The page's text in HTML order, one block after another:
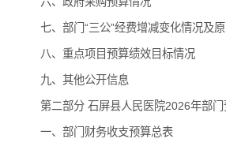
七、部门“三公”经费增减变化情况及
八、重点项目预算绩效目标情况
九、其他公开信息
第二部分 石屏县人民医院2026年部
一、部门财务收支预算总表